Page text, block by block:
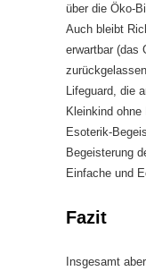
über die Öko-
Auch bleibt
erwartbar (das
Lifeguard, die
Kleinkind
Esoterik-
Begeisterung
Einfache und
Fazit
Insgesamt